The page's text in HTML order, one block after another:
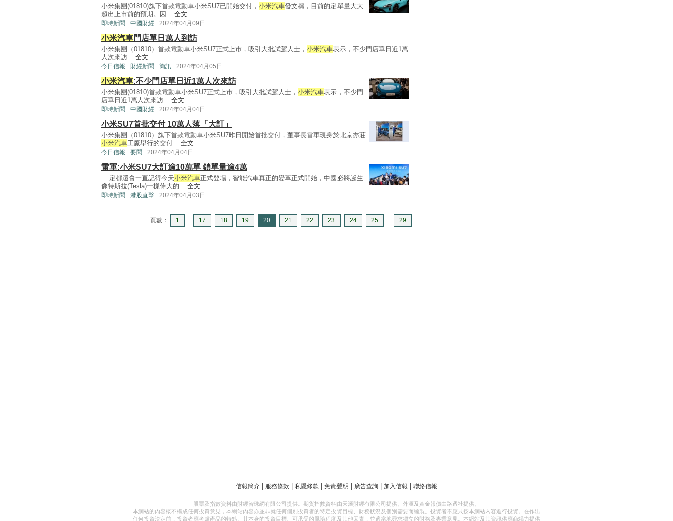
小米集團(01810)旗下首款電動車小米SU7已開始交付， 小米汽車發文稱，目前的定單量大大
超出上市前的預期。因 ...全文
即時新聞 中國財經 2024年04月09日
小米汽車門店單日萬人到訪
小米集團（01810）首款電動車小米SU7正式上市，吸引大批試駕人士， 小米汽車表示，不少門店單日近1萬
人次來訪 ...全文
今日信報 財經新聞 簡訊 2024年04月05日
小米汽車:不少門店單日近1萬人次來訪
小米集團(01810)首款電動車小米SU7正式上市，吸引大批試駕人士， 小米汽車表示，不少門
店單日近1萬人次來訪 ...全文
即時新聞 中國財經 2024年04月04日
小米SU7首批交付 10萬人落「大訂」
小米集團（01810）旗下首款電動車小米SU7昨日開始首批交付，董事長雷軍現身於北京亦莊
小米汽車工廠舉行的交付 ...全文
今日信報 要聞 2024年04月04日
雷軍:小米SU7大訂逾10萬單 鎖單量逾4萬
... 定都還會一直記得今天小米汽車正式登場，智能汽車真正的變革正式開始，中國必將誕生
像特斯拉(Tesla)一樣偉大的 ...全文
即時新聞 港股直擊 2024年04月03日
頁數： 1 ... 17 18 19 20 21 22 23 24 25 ... 29
信報簡介 服務條款 私隱條款 免責聲明 廣告查詢 加入信報 聯絡信報
股票及指數資料由財經智珠網有限公司提供。期貨指數資料由天滙財經有限公司提供。外滙及黃金報價由路透社提供。
本網站的內容概不構成任何投資意見，本網站內容亦並非就任何個別投資者的特定投資目標、財務狀況及個別需要而編製。投資者不應只按本網站內容進行投資。在作出
任何投資決定前，投資者應考慮產品的特點、其本身的投資目標、可承受的風險程度及其他因素，並適當地尋求獨立的財務及專業意見。本網站及其資訊供應商竭力提供